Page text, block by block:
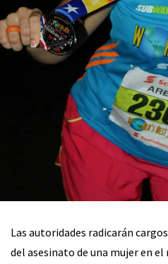
Las autoridades radicarán
del asesinato de una mujer en el